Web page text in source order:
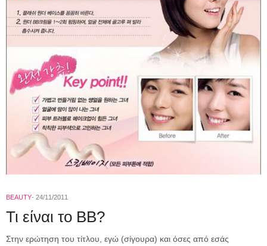
BEAUTY 24/11/2011
Τι είναι το BB?
Στην ερώτηση του τίτλου, εγώ (σίγουρα) και όσες από εσάς